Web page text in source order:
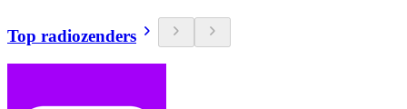
Top radiozenders